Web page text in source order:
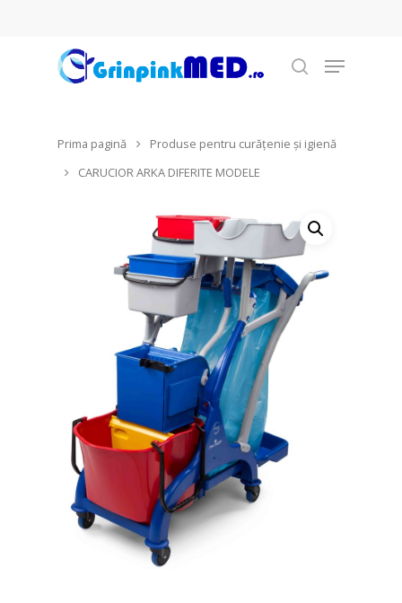
Hit enter to search or ESC to close
Prima pagină
Produse pentru curățenie şi igienă
CARUCIOR ARKA DIFERITE MODELE